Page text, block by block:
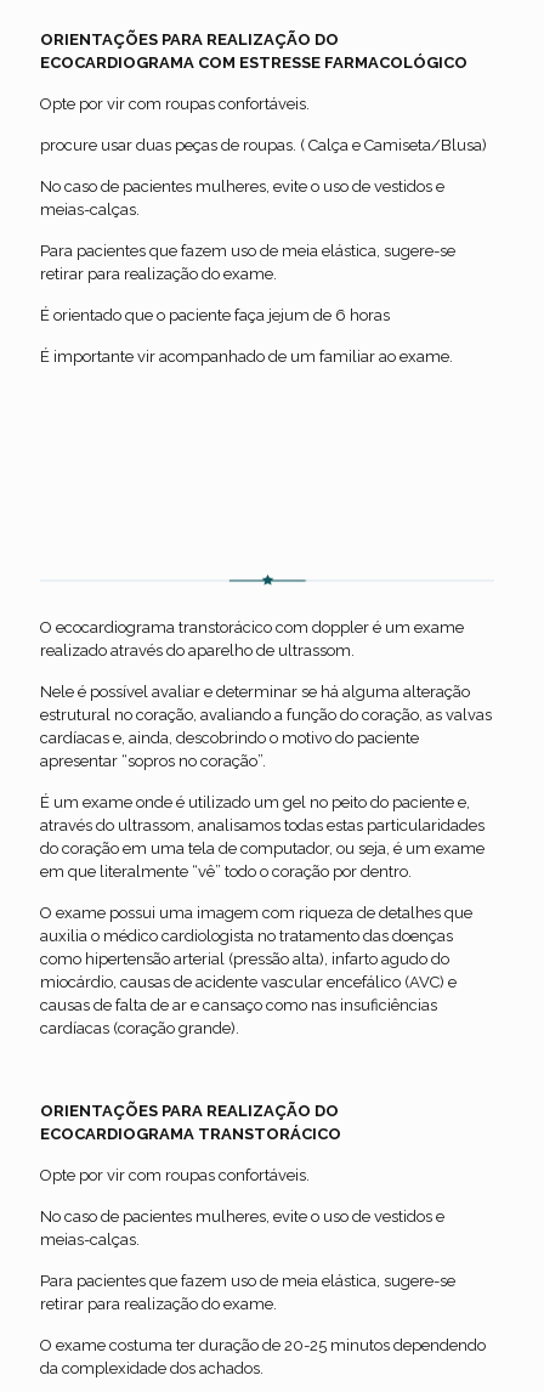
ORIENTAÇÕES PARA REALIZAÇÃO DO
ECOCARDIOGRAMA COM ESTRESSE FARMACOLÓGICO
Opte por vir com roupas confortáveis.
procure usar duas peças de roupas. ( Calça e Camiseta/Blusa)
No caso de pacientes mulheres, evite o uso de vestidos e
meias-calças.
Para pacientes que fazem uso de meia elástica, sugere-se
retirar para realização do exame.
É orientado que o paciente faça jejum de 6 horas
É importante vir acompanhado de um familiar ao exame.
O ecocardiograma transtorácico com doppler é um exame
realizado através do aparelho de ultrassom.
Nele é possível avaliar e determinar se há alguma alteração
estrutural no coração, avaliando a função do coração, as valvas
cardíacas e, ainda, descobrindo o motivo do paciente
apresentar “sopros no coração”.
É um exame onde é utilizado um gel no peito do paciente e,
através do ultrassom, analisamos todas estas particularidades
do coração em uma tela de computador, ou seja, é um exame
em que literalmente “vê” todo o coração por dentro.
O exame possui uma imagem com riqueza de detalhes que
auxilia o médico cardiologista no tratamento das doenças
como hipertensão arterial (pressão alta), infarto agudo do
miocárdio, causas de acidente vascular encefálico (AVC) e
causas de falta de ar e cansaço como nas insuficiências
cardíacas (coração grande).
ORIENTAÇÕES PARA REALIZAÇÃO DO
ECOCARDIOGRAMA TRANSTORÁCICO
Opte por vir com roupas confortáveis.
No caso de pacientes mulheres, evite o uso de vestidos e
meias-calças.
Para pacientes que fazem uso de meia elástica, sugere-se
retirar para realização do exame.
O exame costuma ter duração de 20-25 minutos dependendo
da complexidade dos achados.